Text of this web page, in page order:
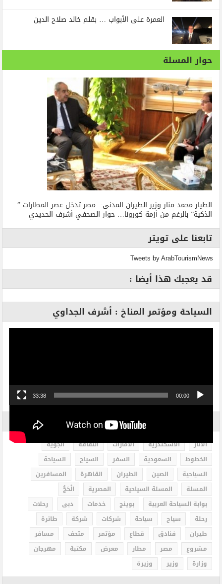
العمرة على الأبواب … بقلم خالد صلاح الدين
حوار المسلة
الطيار محمد منار وزير الطيران المدنى: مصر تدخل عصر المطارات ”
الذكية” بالرغم من أزمة كورونا… حوار الصحفي أشرف الحديدي
تابعنا على تويتر
Tweets by ArabTourismNews
قد يعجبك هذا أيضا :
السياحة ومؤتمر المناخ : أشرف الجداوي
00:00
33:38
الاثار الاسكندرية الامارات الثقافة
الجوية
الخطوط
السعودية السفر السياح
السياحة
السياحية
الصين الطيران القاهرة
المسافرين
المسلة
المسلة السياحية المصرية
الْحَجُّ
بوابة السياحة العربية
بوينج خدمات دبى
رحلات
رحلة
سياح سياحة شركات شركة
طائرة
طيران
فنادق قطاع مؤتمر متحف
مسافر
مشروع
مصر مطار معرض مكتبة
مهرجان
وزارة
وزير وزيرة